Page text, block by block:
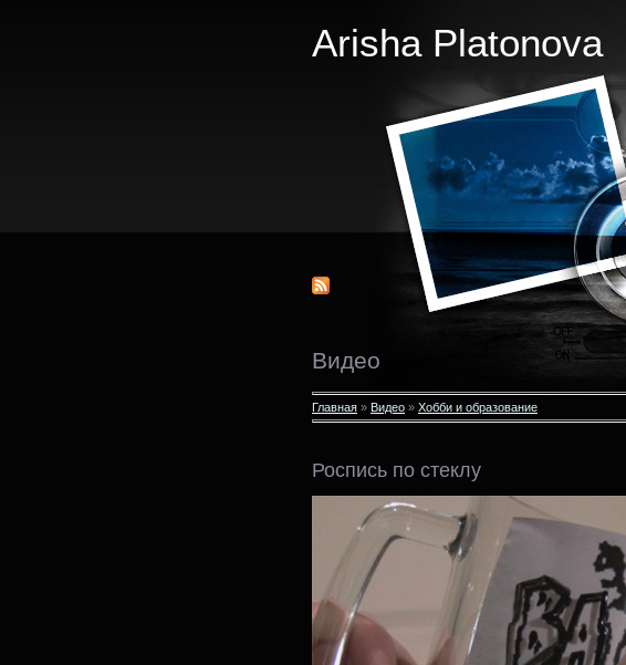
Arisha Platonova
Видео
Главная » Видео » Хобби и образование
Роспись по стеклу